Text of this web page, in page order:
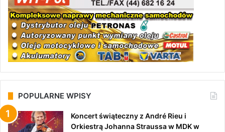
POPULARNE WPISY
Koncert świąteczny z André Rieu i
Orkiestrą Johanna Straussa w MDK w